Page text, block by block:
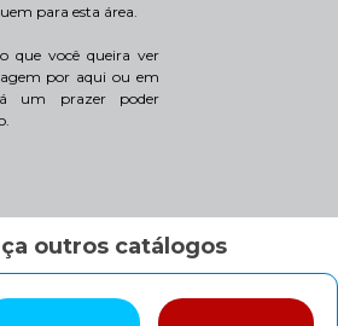
para esta área.
que você queira ver
por aqui ou em
um prazer poder
outros catálogos